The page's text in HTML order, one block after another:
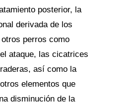
posterior, la
derivada de los
perros como
ataque, las cicatrices
así como la
elementos que
disminución de la